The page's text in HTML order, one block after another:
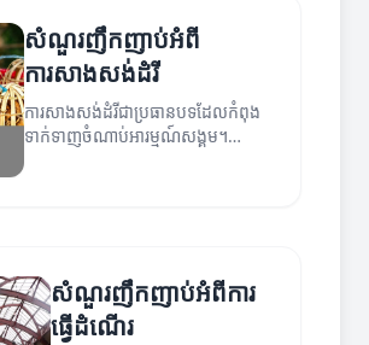
សំណួរញឹកញាប់អំពី
ការសាងសង់ដំរី
ការសាងសង់ដំរីជាប្រធានបទដែលកំពុង
ទាក់ទាញចំណាប់អារម្មណ៍សង្គម។
សំណួរញឹកញាប់អំពីការ
ធ្វើដំណើរ